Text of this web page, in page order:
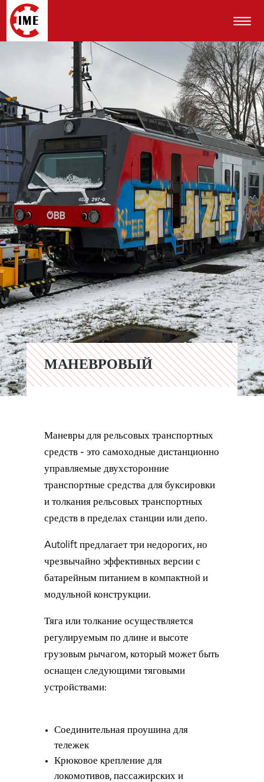
МАНЕВРОВЫЙ
Маневры для рельсовых транспортных
средств - это самоходные дистанционно
управляемые двухсторонние
транспортные средства для буксировки
и толкания рельсовых транспортных
средств в пределах станции или депо.
Autolift предлагает три недорогих, но
чрезвычайно эффективных версии с
батарейным питанием в компактной и
модульной конструкции.
Тяга или толкание осуществляется
регулируемым по длине и высоте
грузовым рычагом, который может быть
оснащен следующими тяговыми
устройствами:
Соединительная проушина для
тележек
Крюковое крепление для
локомотивов, пассажирских и